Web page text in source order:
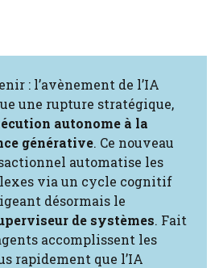
: l’avènement de l’IA
une rupture stratégique,
autonome à la
générative. Ce nouveau
automatise les
via un cycle cognitif
désormais le
de systèmes. Fait
accomplissent les
rapidement que l’IA